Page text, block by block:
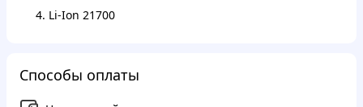
4. Li-Ion 21700
Способы оплаты